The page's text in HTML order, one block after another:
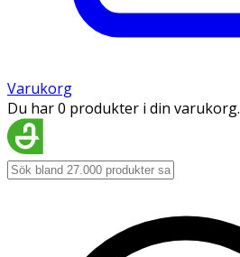
Varukorg
Du har 0 produkter i din varukorg.